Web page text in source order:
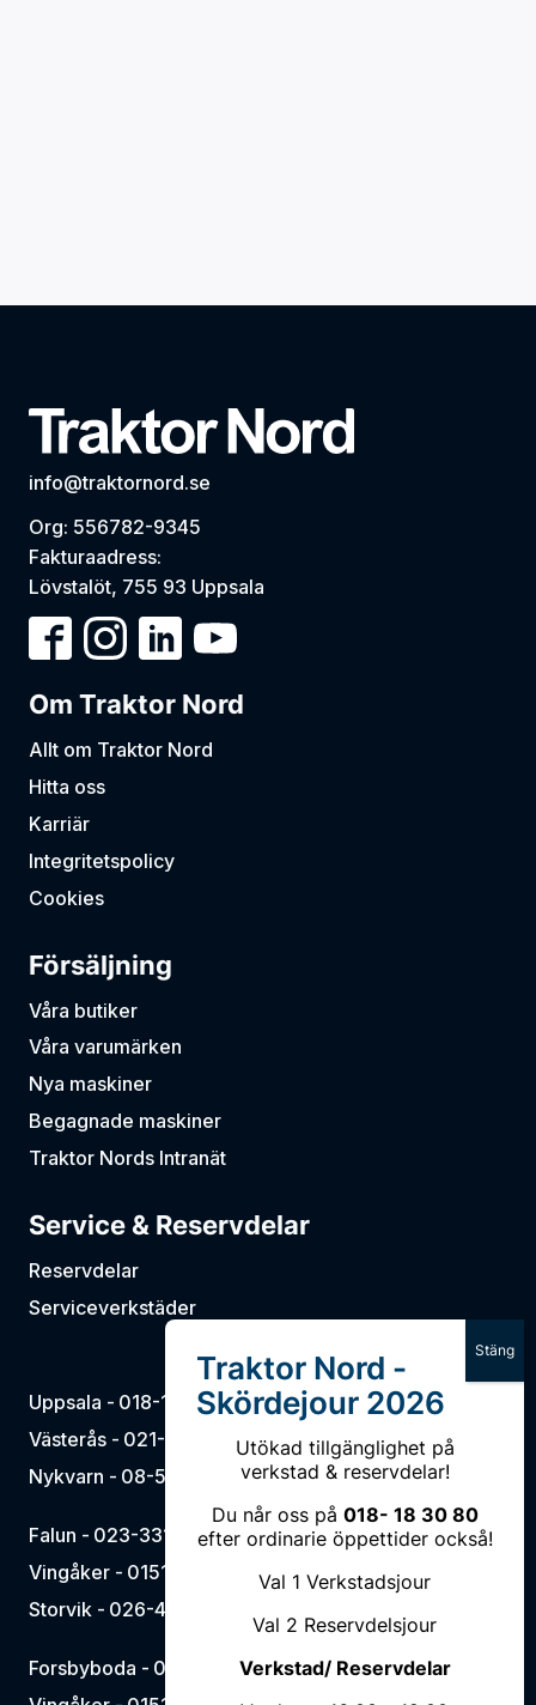
info@traktornord.se
Org: 556782-9345
Fakturaadress:
Lövstalöt, 755 93 Uppsala
Om Traktor Nord
Allt om Traktor Nord
Hitta oss
Karriär
Integritetspolicy
Cookies
Försäljning
Våra butiker
Våra varumärken
Nya maskiner
Begagnade maskiner
Traktor Nords Intranät
Service & Reservdelar
Reservdelar
Serviceverkstäder
Uppsala - 018-18 30 80
Västerås - 021-15 16 00
Nykvarn - 08-50 66 57 00
Falun - 023-331 90
Vingåker - 0151-75 07 00
Storvik - 026-420 17 17
Forsbyboda - 0581-703 10
Utökad tillgänglighet på
verkstad & reservdelar!
Du når oss på 018- 18 30 80
efter ordinarie öppettider också!
Val 1 Verkstadsjour
Val 2 Reservdelsjour
Verkstad/ Reservdelar